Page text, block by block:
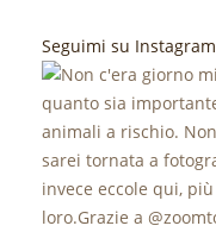
Seguimi su Instagram